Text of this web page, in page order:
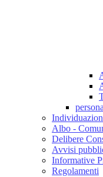
Albo -
Delibere
Avvisi
Informative
Regolamenti